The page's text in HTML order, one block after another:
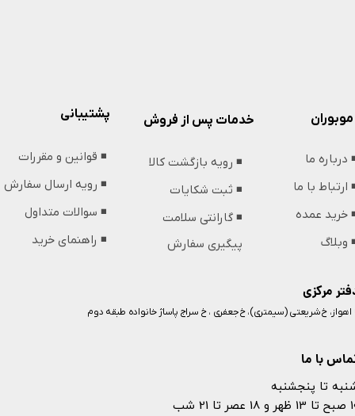
مرکزی
با ما
اهواز، خ شریعتی (سیمتری)، خ جعفری ، خ سراج پاساژ خانواده طبقه دوم
تا پنجشنبه
تا 21 شب
پشتیبانی
◾️ قوانین و مقررات
◾️ رویه ارسال سفارش
◾️ سوالات متداول
◾️ راهنمای خرید
موبوران
درباره ما
ارتباط با ما
خرید عمده
وبلاگ
خدمات پس از فروش
◾️ رویه بازگشت کالا
◾️ ثبت شکایات
◾️ گارانتی سلامت
پیگیری سفارش